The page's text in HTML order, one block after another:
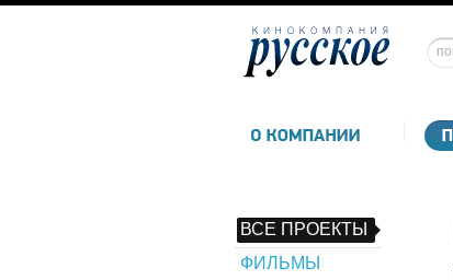
ВСЕ ПРОЕКТЫ
ФИЛЬМЫ